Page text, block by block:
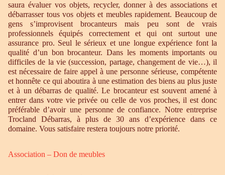
saura évaluer vos objets, recycler, donner à des associations et
débarrasser tous vos objets et meubles rapidement. Beaucoup de
gens s’improvisent brocanteurs mais peu sont de vrais
professionnels équipés correctement et qui ont surtout une
assurance pro. Seul le sérieux et une longue expérience font la
qualité d’un bon brocanteur. Dans les moments importants ou
difficiles de la vie (succession, partage, changement de vie…), il
est nécessaire de faire appel à une personne sérieuse, compétente
et honnête ce qui aboutira à une estimation des biens au plus juste
et à un débarras de qualité. Le brocanteur est souvent amené à
entrer dans votre vie privée ou celle de vos proches, il est donc
préférable d’avoir une personne de confiance. Notre entreprise
Trocland Débarras, à plus de 30 ans d’expérience dans ce
domaine. Vous satisfaire restera toujours notre priorité.
Association – Don de meubles